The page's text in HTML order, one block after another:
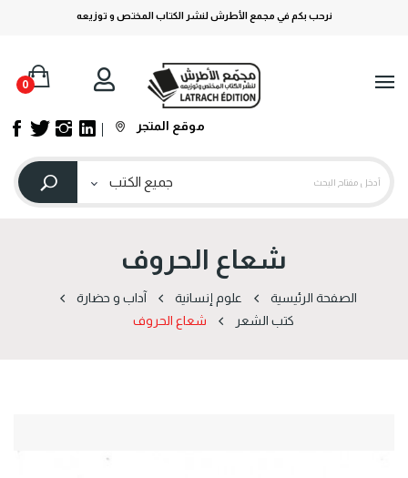
نرحب بكم في مجمع الأطرش لنشر الكتاب المختص و توزيعه
0
موقع المتجر
شعاع الحروف
الصفحة الرئيسية علوم إنسانية
آداب و حضارة
كتب الشعر
شعاع الحروف